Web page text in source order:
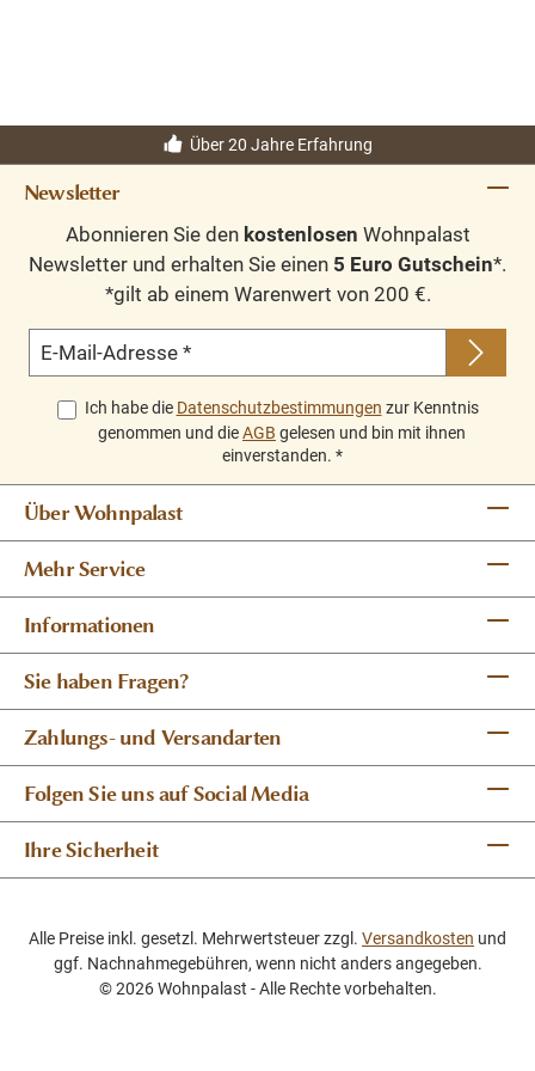
cm erhältlich.
Über 20 Jahre Erfahrung
Newsletter
Abonnieren Sie den kostenlosen Wohnpalast
Newsletter und erhalten Sie einen 5 Euro Gutschein*.
*gilt ab einem Warenwert von 200 €.
E-Mail-Adresse *
Ich habe die Datenschutzbestimmungen zur Kenntnis
genommen und dieAGB gelesen und bin mit ihnen
einverstanden. *
Über Wohnpalast
Mehr Service
Informationen
Sie haben Fragen?
Zahlungs- und Versandarten
Folgen Sie uns auf Social Media
Ihre Sicherheit
Alle Preise inkl. gesetzl. Mehrwertsteuer zzgl. Versandkosten und
ggf. Nachnahmegebühren, wenn nicht anders angegeben.
© 2026 Wohnpalast - Alle Rechte vorbehalten.